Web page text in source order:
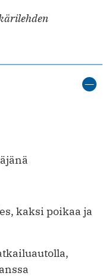
kaksi poikaa ja